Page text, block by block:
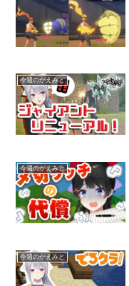
今週のかえみと
今週のかえみと
今週のかえみと